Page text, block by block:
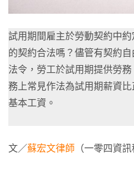
試用期間雇主於勞動契約中
的契約合法嗎？儘管有契約
法令，勞工於試用期提供勞
務上常見作法為試用期薪資
基本工資。
文／蘇宏文律師 （一零四資